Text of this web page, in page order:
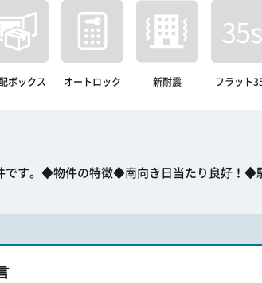
ボックス オートロック 新耐震 フラット
です。◆物件の特徴◆南向き日当たり良好！